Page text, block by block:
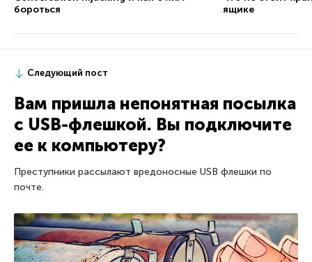
бороться
ящике
Следующий пост
Вам пришла непонятная посылка
с USB-флешкой. Вы подключите
ее к компьютеру?
Преступники рассылают вредоносные USB флешки по
почте.